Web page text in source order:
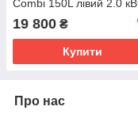
Combi 150L лівий 2.0
(WV15046TLG)
19 800 ₴
Купити
Про нас